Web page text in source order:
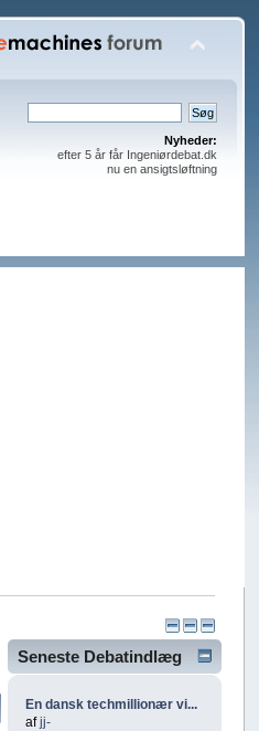
Nyheder:
efter 5 år får Ingeniørdebat.dk
nu en ansigtsløftning
Seneste Debatindlæg
En dansk techmillionær vi...
afjj-